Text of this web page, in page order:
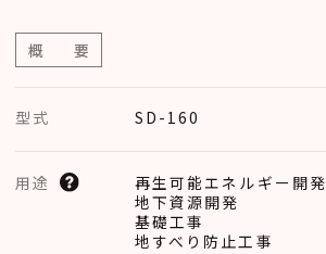
概 要
型式 SD-160
用途
再生可能エネルギー開発
地下資源開発
基礎工事
地すべり防止工事